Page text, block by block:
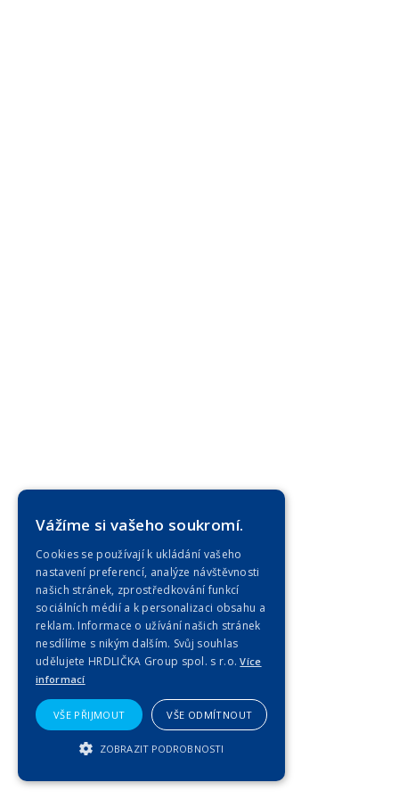
Vážíme si vašeho soukromí.
Cookies se používají k ukládání vašeho
nastavení preferencí, analýze návštěvnosti
našich stránek, zprostředkování funkcí
sociálních médií a k personalizaci obsahu a
reklam. Informace o užívání našich stránek
nesdílíme s nikým dalším. Svůj souhlas
udělujete HRDLIČKA Group spol. s r.o.Více
informací
VŠE PŘIJMOUT VŠE ODMÍTNOUT
ZOBRAZIT PODROBNOSTI
NEZBYTNĚ NUTNÉ SOUBORY